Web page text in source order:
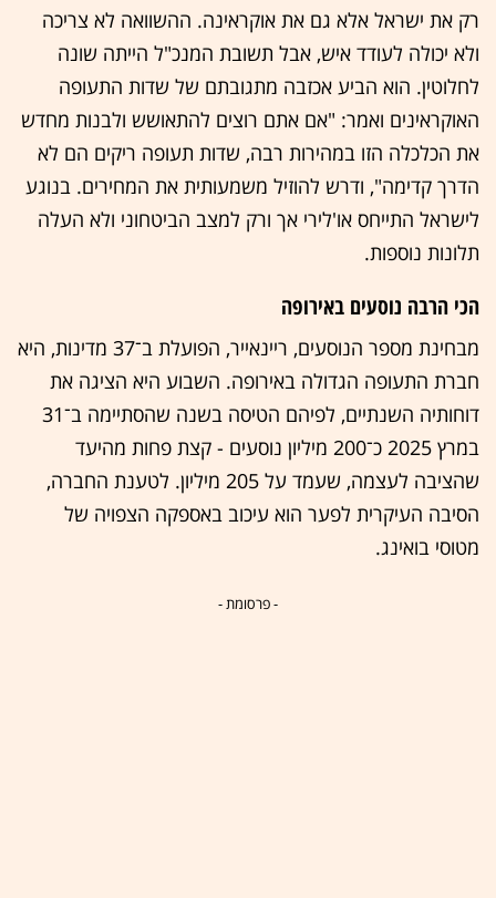
רק את ישראל אלא גם את אוקראינה. ההשוואה לא צריכה
ולא יכולה לעודד איש, אבל תשובת המנכ"ל הייתה שונה
לחלוטין. הוא הביע אכזבה מתגובתם של שדות התעופה
האוקראינים ואמר: "אם אתם רוצים להתאושש ולבנות מחדש
את הכלכלה הזו במהירות רבה, שדות תעופה ריקים הם לא
הדרך קדימה", ודרש להוזיל משמעותית את המחירים. בנוגע
לישראל התייחס או'לירי אך ורק למצב הביטחוני ולא העלה
תלונות נוספות.
הכי הרבה נוסעים באירופה
מבחינת מספר הנוסעים, ריינאייר, הפועלת ב־37 מדינות, היא
חברת התעופה הגדולה באירופה. השבוע היא הציגה את
דוחותיה השנתיים, לפיהם הטיסה בשנה שהסתיימה ב־31
במרץ 2025 כ־200 מיליון נוסעים - קצת פחות מהיעד
שהציבה לעצמה, שעמד על 205 מיליון. לטענת החברה,
הסיבה העיקרית לפער הוא עיכוב באספקה הצפויה של
מטוסי בואינג.
- פרסומת -